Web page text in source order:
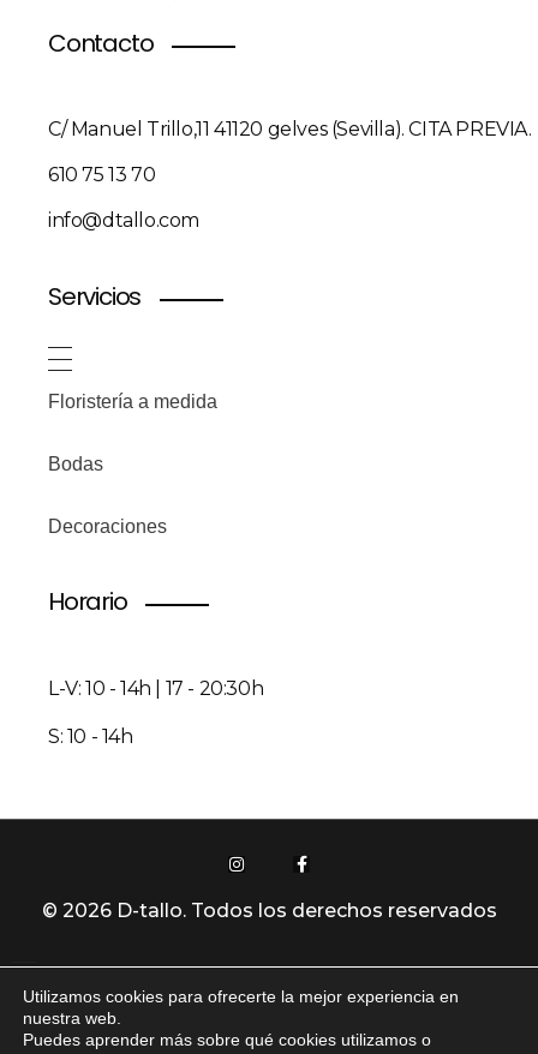
Contacto
C/ Manuel Trillo,11 41120 gelves (Sevilla). CITA PREVIA.
610 75 13 70
info@dtallo.com
Servicios
Floristería a medida
Bodas
Decoraciones
Horario
L-V: 10 - 14h | 17 - 20:30h
S: 10 - 14h
© 2026 D-tallo. Todos los derechos reservados
Utilizamos cookies para ofrecerte la mejor experiencia en
nuestra web.
Puedes aprender más sobre qué cookies utilizamos o